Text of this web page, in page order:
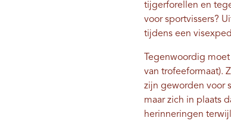
tijgerforellen en
voor sportvissers?
tijdens een
Tegenwoordig
van trofeeformaat).
zijn geworden voor
maar zich in plaats
herinneringen